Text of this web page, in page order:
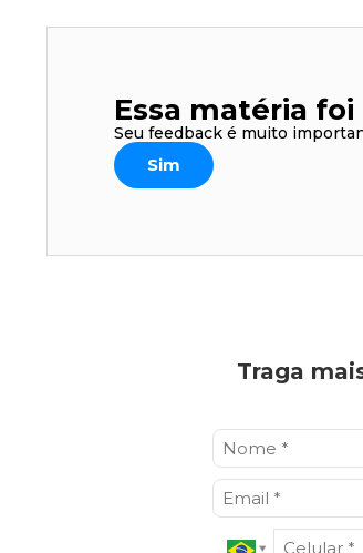
Essa matéria
Seu feedback é muito
Sim
Traga